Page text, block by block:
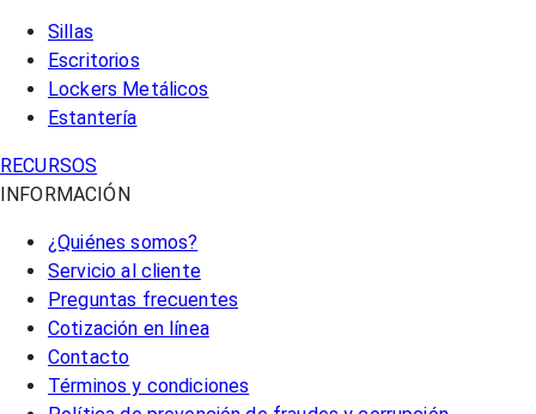
Sillas
Escritorios
Lockers Metálicos
Estantería
RECURSOS
INFORMACIÓN
¿Quiénes somos?
Servicio al cliente
Preguntas frecuentes
Cotización en línea
Contacto
Términos y condiciones